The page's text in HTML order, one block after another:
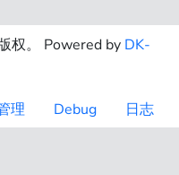
权。 Powered by DK-
理 Debug 日志